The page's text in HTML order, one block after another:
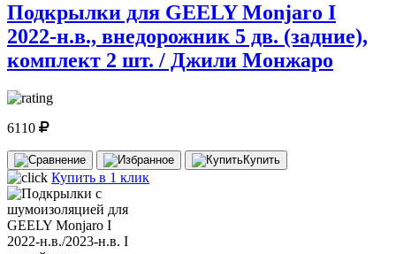
Подкрылки для GEELY Monjaro I
2022-н.в., внедорожник 5 дв. (задние),
комплект 2 шт. / Джили Монжаро
6110
Купить
Купить в 1 клик